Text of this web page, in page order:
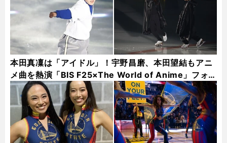
本田真凜は「アイドル」！宇野昌磨、本田望結もアニ
メ曲を熱演「BIS F25×The World of Anime」フォ
ト集